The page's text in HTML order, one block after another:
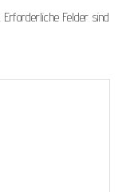
Erforderliche Felder sind